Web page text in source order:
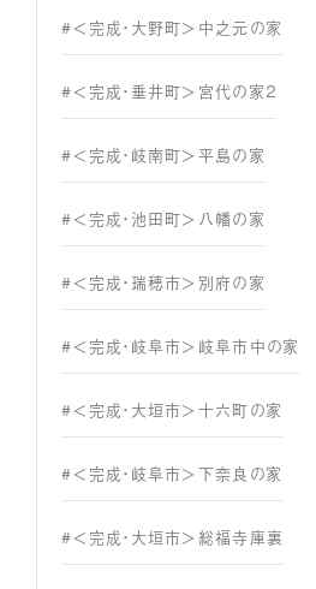
#＜完成・大野町＞中之元の家
#＜完成・垂井町＞宮代の家２
#＜完成・岐南町＞平島の家
#＜完成・池田町＞八幡の家
#＜完成・瑞穂市＞別府の家
#＜完成・岐阜市＞岐阜市中の家
#＜完成・大垣市＞十六町の家
#＜完成・岐阜市＞下奈良の家
#＜完成・大垣市＞総福寺庫裏